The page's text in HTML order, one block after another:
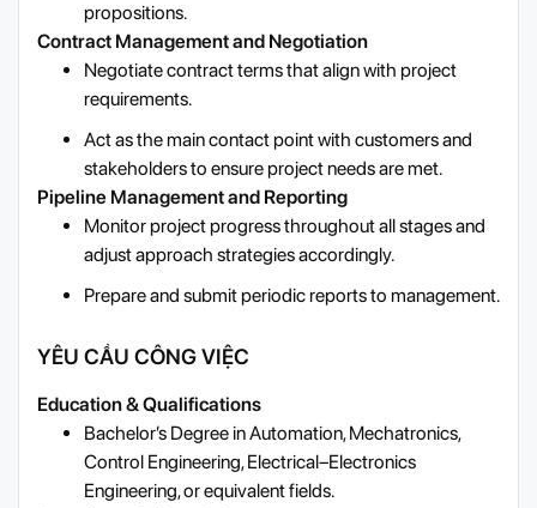
propositions.
Contract Management and Negotiation
Negotiate contract terms that align with project
requirements.
Act as the main contact point with customers and
stakeholders to ensure project needs are met.
Pipeline Management and Reporting
Monitor project progress throughout all stages and
adjust approach strategies accordingly.
Prepare and submit periodic reports to management.
YÊU CẦU CÔNG VIỆC
Education & Qualifications
Bachelor’s Degree in Automation, Mechatronics,
Control Engineering, Electrical–Electronics
Engineering, or equivalent fields.